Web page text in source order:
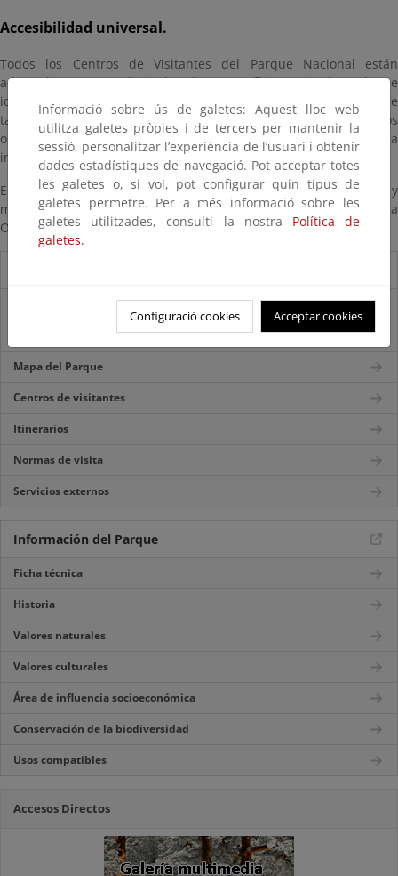
Accesibilidad universal.
Todos los Centros de Visitantes del Parque Nacional están
adaptados para reducir las barreras físicas, intelectuales e
idiomáticas. Los senderos peatonales están trazados sobre
tarimas de madera y disponen de adaptaciones en los
observatorios para el uso de sillas de ruedas. La mayor parte de la
información está disponible en español e inglés.
En algunos Centros de Visitantes existe una colección de folletos y
mapas del Parque traducidos al lenguaje Braille por la
Organización Nacional de Ciegos Españoles.
Información General
Mapa del Parque
Centros de visitantes
Itinerarios
Normas de visita
Servicios externos
Información del Parque
Ficha técnica
Historia
Valores naturales
Valores culturales
Área de influencia socioeconómica
Conservación de la biodiversidad
Usos compatibles
Accesos Directos
Informació sobre ús de galetes: Aquest lloc web
utilitza galetes pròpies i de tercers per mantenir la
sessió, personalitzar l’experiència de l’usuari i obtenir
dades estadístiques de navegació. Pot acceptar totes
les galetes o, si vol, pot configurar quin tipus de
galetes permetre. Per a més informació sobre les
galetes utilitzades, consulti la nostra Política de
galetes.
Configuració cookies Acceptar cookies